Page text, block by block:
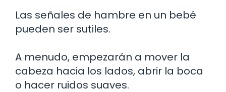
Las señales de hambre en un bebé
pueden ser sutiles.
A menudo, empezarán a mover la
cabeza hacia los lados, abrir la boca
o hacer ruidos suaves.